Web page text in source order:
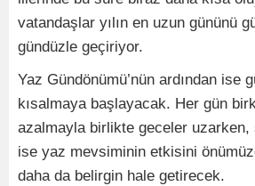
vatandaşlar yılın en uzun gününü
gündüzle geçiriyor.
Yaz Gündönümü’nün ardından ise
kısalmaya başlayacak. Her gün
azalmayla birlikte geceler uzarken,
ise yaz mevsiminin etkisini
daha da belirgin hale getirecek.